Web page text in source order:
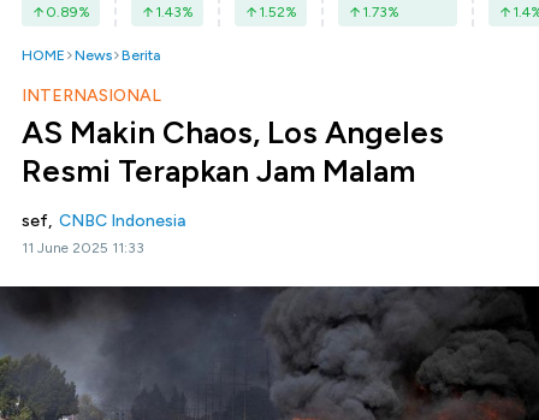
0.89% 1.43% 1.52% 1.73% 1.4
HOME News Berita
INTERNASIONAL
AS Makin Chaos, Los Angeles
Resmi Terapkan Jam Malam
sef, CNBC Indonesia
11 June 2025 11:33